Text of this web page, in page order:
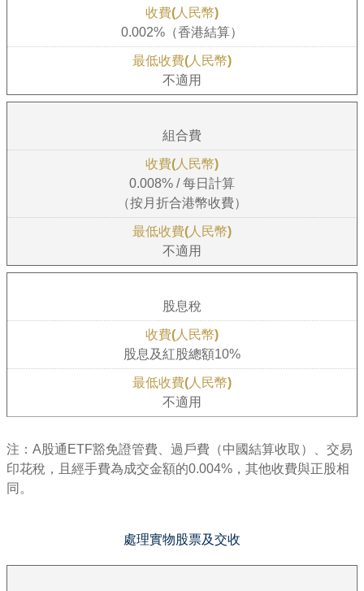
0.002%（香港結算）
不適用
組合費
0.008% / 每日計算
（按月折合港幣收費）
不適用
股息稅
股息及紅股總額10%
不適用
注：A股通ETF豁免證管費、過戶費（中國結算收取）、交易
印花稅，且經手費為成交金額的0.004%，其他收費與正股相
同。
處理實物股票及交收